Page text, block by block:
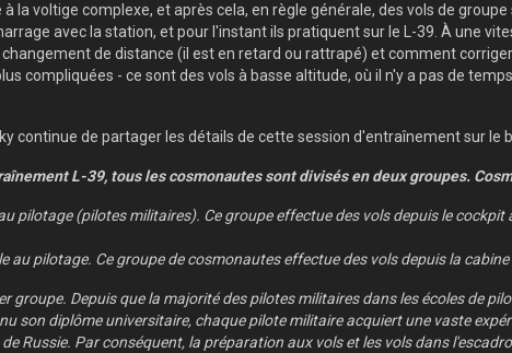
la voltige complexe, et après cela, en règle générale, des vols de
avec la station, et pour l'instant ils pratiquent sur le L-39. À une
de distance (il est en retard ou rattrapé) et comment
compliquées - ce sont des vols à basse altitude, où il n'y a pas de
continue de partager les détails de cette session d'entraînement sur le
L-39, tous les cosmonautes sont divisés en deux groupes.
pilotage (pilotes militaires). Ce groupe effectue des vols depuis le
au pilotage. Ce groupe de cosmonautes effectue des vols depuis la
groupe. Depuis que la majorité des pilotes militaires dans les écoles de
son diplôme universitaire, chaque pilote militaire acquiert une vaste
Russie. Par conséquent, la préparation aux vols et les vols dans